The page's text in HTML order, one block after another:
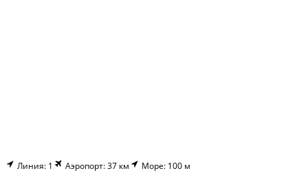
Линия: 1 Аэропорт: 37 км Море: 100 м